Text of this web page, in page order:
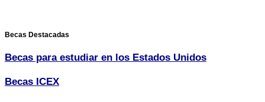
Becas Destacadas
Becas para estudiar en los Estados Unidos
Becas ICEX